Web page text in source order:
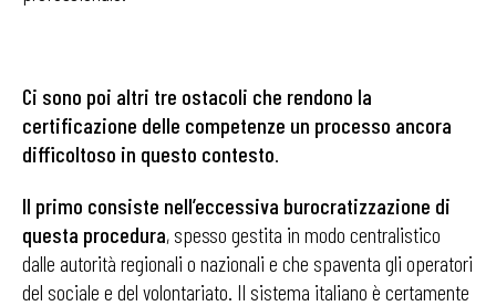
Ci sono poi altri tre ostacoli che rendono la
certificazione delle competenze un processo ancora
difficoltoso in questo contesto.
Il primo consiste nell’eccessiva burocratizzazione di
questa procedura, spesso gestita in modo centralistico
dalle autorità regionali o nazionali e che spaventa gli operatori
del sociale e del volontariato. Il sistema italiano è certamente